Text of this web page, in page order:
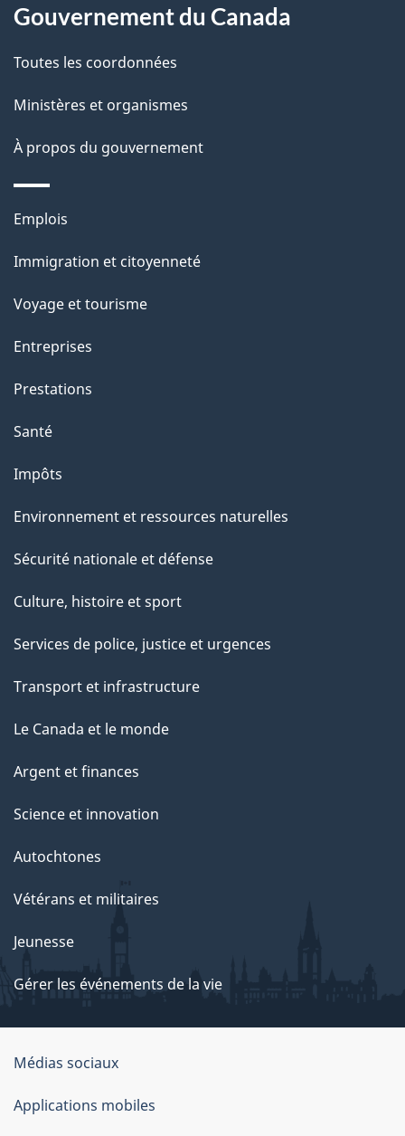
i
l
s
d
e
l
a
p
a
g
e
propos
de
ce
site
Gouvernement du Canada
Toutes les coordonnées
Ministères et organismes
À propos du gouvernement
Thèmes
sujets
Emplois
Immigration et citoyenneté
Voyage et tourisme
Entreprises
Prestations
Santé
Impôts
Environnement et ressources naturelles
Sécurité nationale et défense
Culture, histoire et sport
Services de police, justice et urgences
Transport et infrastructure
Le Canada et le monde
Argent et finances
Science et innovation
Autochtones
Vétérans et militaires
Jeunesse
Gérer les événements de la vie
Organisation
du
gouvernement
Médias sociaux
Applications mobiles